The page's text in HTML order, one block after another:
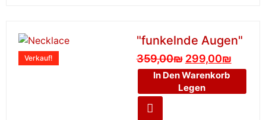
Verkauf!
"funkelnde Augen"
359,00₪ 299,00₪
In Den Warenkorb
Legen